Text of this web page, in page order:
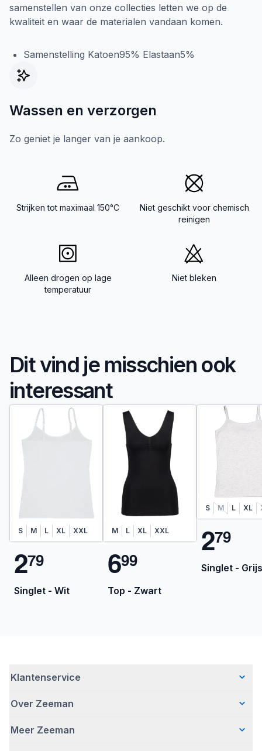
samenstellen van onze collecties letten we op de
kwaliteit en waar de materialen vandaan komen.
Samenstelling Katoen95% Elastaan5%
Wassen en verzorgen
Zo geniet je langer van je aankoop.
Strijken tot maximaal 150°C
Niet geschikt voor chemisch
reinigen
Alleen drogen op lage
temperatuur
Niet bleken
Dit vind je misschien ook
interessant
S M L XL XXL
279
Singlet - Wit
M L XL XXL
699
Top - Zwart
S M L XL
279
Singlet - Grijs
Klantenservice
Veelgestelde vragen
Bezorgen
Over Zeeman
Wie wij zijn
Meer Zeeman